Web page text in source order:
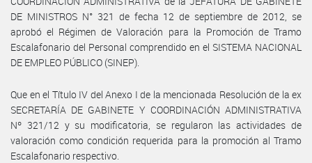
DE MINISTROS N° 321 de fecha 12 de septiembre de 2012, se
aprobó el Régimen de Valoración para la Promoción de Tramo
Escalafonario del Personal comprendido en el SISTEMA NACIONAL
DE EMPLEO PÚBLICO (SINEP).
Que en el Título IV del Anexo I de la mencionada Resolución de la ex
SECRETARÍA DE GABINETE Y COORDINACIÓN ADMINISTRATIVA
Nº 321/12 y su modificatoria, se regularon las actividades de
valoración como condición requerida para la promoción al Tramo
Escalafonario respectivo.